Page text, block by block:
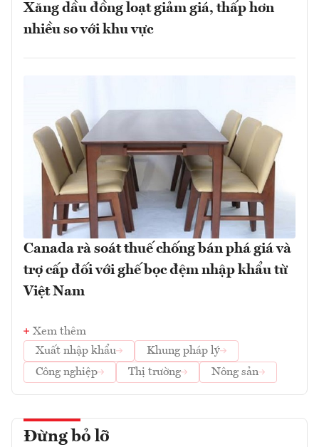
Xăng dầu đồng loạt giảm giá, thấp hơn
nhiều so với khu vực
Canada rà soát thuế chống bán phá giá và
trợ cấp đối với ghế bọc đệm nhập khẩu từ
Việt Nam
Xem thêm
Xuất nhập khẩu
Khung pháp lý
Công nghiệp
Thị trường Nông sản
Đừng bỏ lỡ